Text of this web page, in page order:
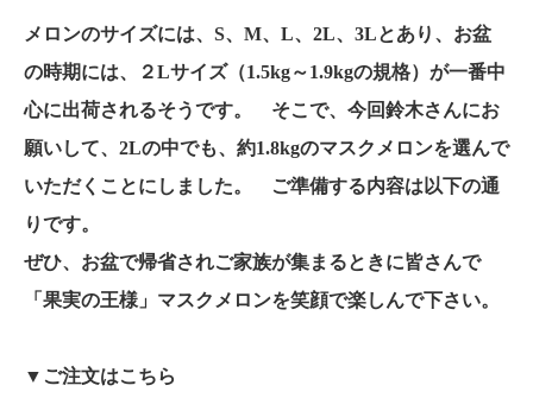
メロンのサイズには、S、M、L、2L、3Lとあり、お盆
の時期には、２Lサイズ（1.5kg～1.9kgの規格）が一番中
心に出荷されるそうです。 そこで、今回鈴木さんにお
願いして、2Lの中でも、約1.8kgのマスクメロンを選んで
いただくことにしました。 ご準備する内容は以下の通
りです。
ぜひ、お盆で帰省されご家族が集まるときに皆さんで
「果実の王様」マスクメロンを笑顔で楽しんで下さい。
▼ご注文はこちら